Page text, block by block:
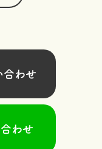
わせ
わせ